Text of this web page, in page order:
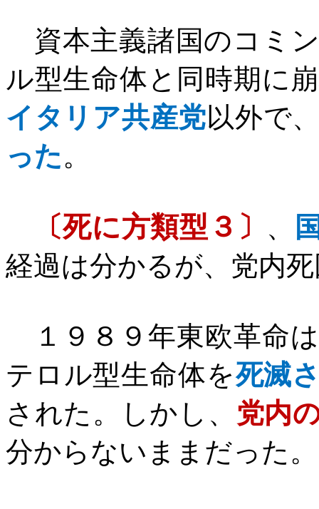
資本主義諸国のコミ
ル型生命体と同時期に
イタリア共産党以外で
った。
〔死に方類型３〕 、
経過は分かるが、党内
１９８９年東欧革命
テロル型生命体を死滅
された。しかし、 党内
分からないままだった。